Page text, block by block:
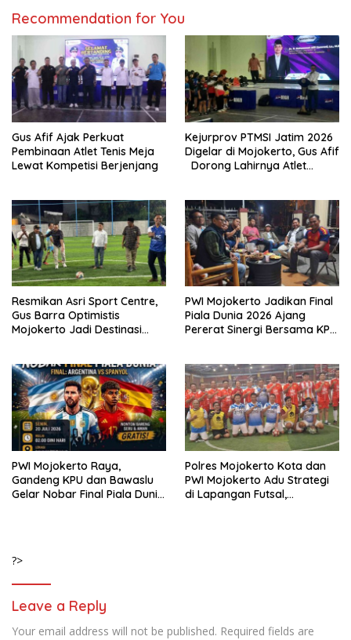
Recommendation for You
Gus Afif Ajak Perkuat
Pembinaan Atlet Tenis Meja
Lewat Kompetisi Berjenjang
Kejurprov PTMSI Jatim 2026
Digelar di Mojokerto, Gus Afif
Dorong Lahirnya Atlet
Resmikan Asri Sport Centre,
Gus Barra Optimistis
Mojokerto Jadi Destinasi
PWI Mojokerto Jadikan Final
Piala Dunia 2026 Ajang
Pererat Sinergi Bersama KPU
PWI Mojokerto Raya,
Gandeng KPU dan Bawaslu
Gelar Nobar Final Piala Dunia
Polres Mojokerto Kota dan
PWI Mojokerto Adu Strategi
di Lapangan Futsal,
?>
Leave a Reply
Your email address will not be published. Required fields are